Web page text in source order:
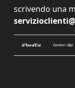
scrivendo una